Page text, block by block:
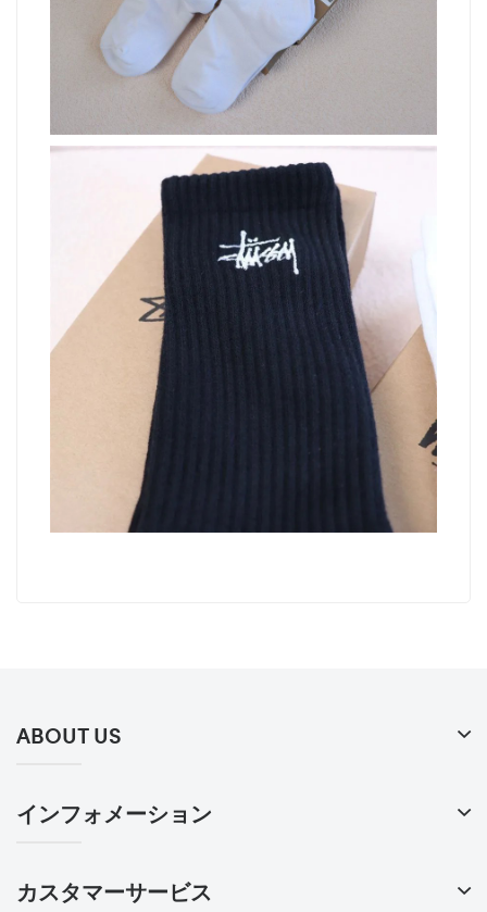
ABOUT US
インフォメーション
カスタマーサービス